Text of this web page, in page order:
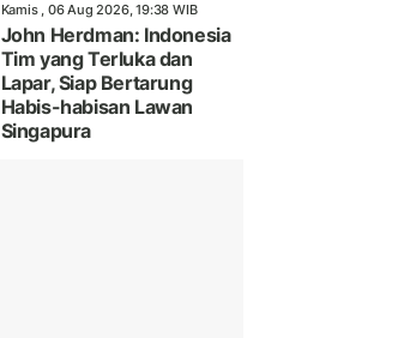
Kamis , 06 Aug 2026, 19:38 WIB
John Herdman: Indonesia
Tim yang Terluka dan
Lapar, Siap Bertarung
Habis-habisan Lawan
Singapura